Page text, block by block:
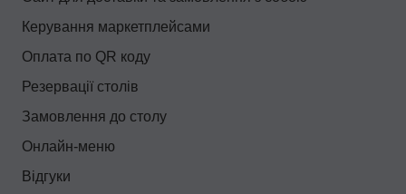
Керування маркетплейсами
Оплата по QR коду
Резервації столів
Замовлення до столу
Онлайн-меню
Відгуки